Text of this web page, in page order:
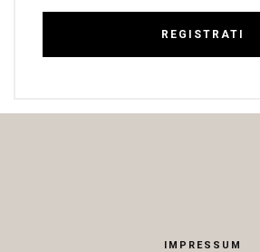
REGISTRATI
IMPRESSUM